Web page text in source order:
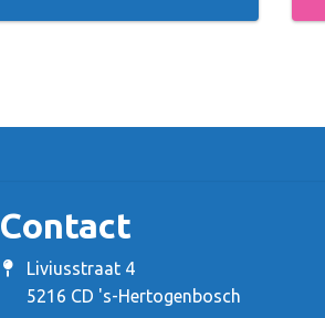
Contact
Liviusstraat 4
5216 CD 's-Hertogenbosch